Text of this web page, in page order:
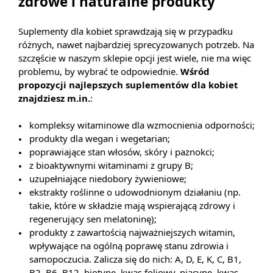
Suplementy dla kobiet sprawdzają się w przypadku
różnych, nawet najbardziej sprecyzowanych potrzeb. Na
szczęście w naszym sklepie opcji jest wiele, nie ma więc
problemu, by wybrać te odpowiednie. Wśród
propozycji najlepszych suplementów dla kobiet
znajdziesz m.in.:
kompleksy witaminowe dla wzmocnienia odporności;
produkty dla wegan i wegetarian;
poprawiające stan włosów, skóry i paznokci;
z bioaktywnymi witaminami z grupy B;
uzupełniające niedobory żywieniowe;
ekstrakty roślinne o udowodnionym działaniu (np.
takie, które w składzie mają wspierającą zdrowy i
regenerujący sen melatoninę);
produkty z zawartością najważniejszych witamin,
wpływające na ogólną poprawę stanu zdrowia i
samopoczucia. Zalicza się do nich: A, D, E, K, C, B1,